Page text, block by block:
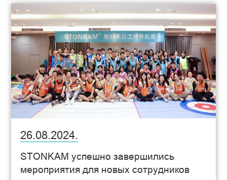
26.08.2024.
STONKAM успешно завершились
мероприятия для новых сотрудников